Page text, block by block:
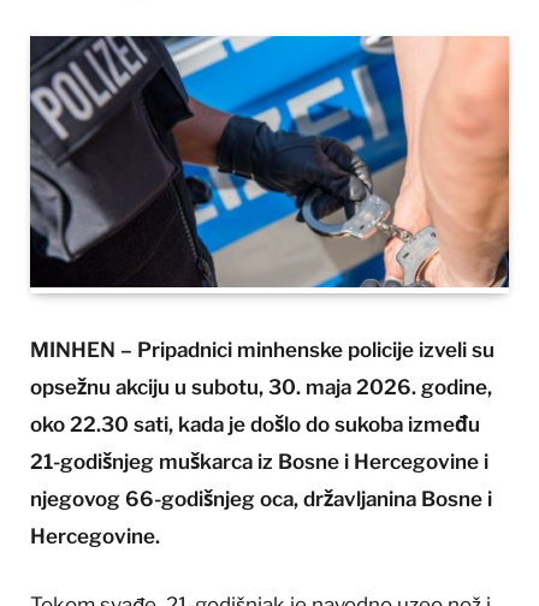
MINHEN – Pripadnici minhenske policije izveli su
opsežnu akciju u subotu, 30. maja 2026. godine,
oko 22.30 sati, kada je došlo do sukoba između
21-godišnjeg muškarca iz Bosne i Hercegovine i
njegovog 66-godišnjeg oca, državljanina Bosne i
Hercegovine.